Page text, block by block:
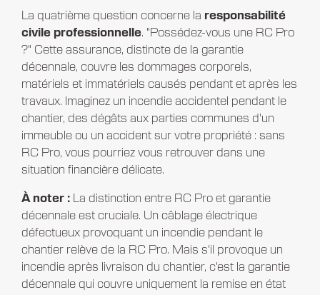
La quatrième question concerne la responsabilité
civile professionnelle. "Possédez-vous une RC Pro
?" Cette assurance, distincte de la garantie
décennale, couvre les dommages corporels,
matériels et immatériels causés pendant et après les
travaux. Imaginez un incendie accidentel pendant le
chantier, des dégâts aux parties communes d'un
immeuble ou un accident sur votre propriété : sans
RC Pro, vous pourriez vous retrouver dans une
situation financière délicate.
À noter :La distinction entre RC Pro et garantie
décennale est cruciale. Un câblage électrique
défectueux provoquant un incendie pendant le
chantier relève de la RC Pro. Mais s'il provoque un
incendie après livraison du chantier, c'est la garantie
décennale qui couvre uniquement la remise en état